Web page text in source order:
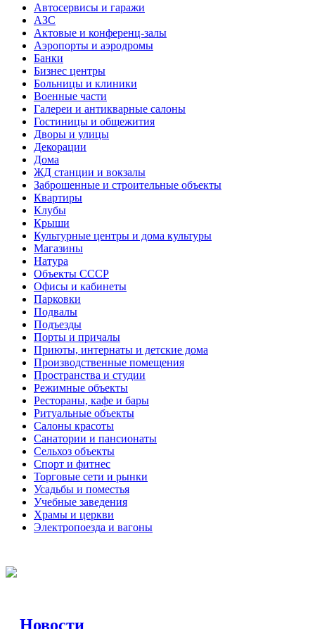
Автосервисы и гаражи
АЗС
Актовые и конференц-залы
Аэропорты и аэродромы
Банки
Бизнес центры
Больницы и клиники
Военные части
Галереи и антикварные салоны
Гостиницы и общежития
Дворы и улицы
Декорации
Дома
ЖД станции и вокзалы
Заброшенные и строительные объекты
Квартиры
Клубы
Крыши
Культурные центры и дома культуры
Магазины
Натура
Объекты СССР
Офисы и кабинеты
Парковки
Подвалы
Подъезды
Порты и причалы
Приюты, интернаты и детские дома
Производственные помещения
Пространства и студии
Режимные объекты
Рестораны, кафе и бары
Ритуальные объекты
Салоны красоты
Санатории и пансионаты
Сельхоз объекты
Спорт и фитнес
Торговые сети и рынки
Усадьбы и поместья
Учебные заведения
Храмы и церкви
Электропоезда и вагоны
Новости